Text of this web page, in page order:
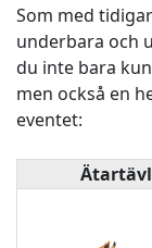
Som med
underbara och
du inte bara
men också en
eventet: